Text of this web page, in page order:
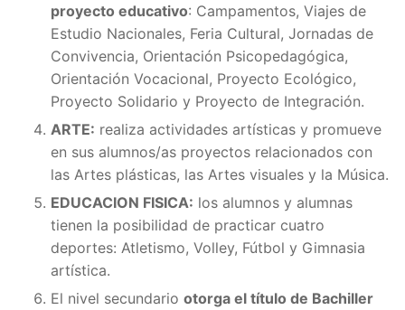
proyecto educativo: Campamentos, Viajes de
Estudio Nacionales, Feria Cultural, Jornadas de
Convivencia, Orientación Psicopedagógica,
Orientación Vocacional, Proyecto Ecológico,
Proyecto Solidario y Proyecto de Integración.
ARTE: realiza actividades artísticas y promueve
en sus alumnos/as proyectos relacionados con
las Artes plásticas, las Artes visuales y la Música.
EDUCACION FISICA: los alumnos y alumnas
tienen la posibilidad de practicar cuatro
deportes: Atletismo, Volley, Fútbol y Gimnasia
artística.
El nivel secundario otorga el título de Bachiller